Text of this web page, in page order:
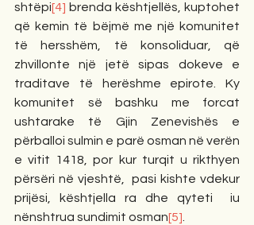
shtëpi[4] brenda kështjellës, kuptohet
që kemin të bëjmë me një komunitet
të hersshëm, të konsoliduar, që
zhvillonte një jetë sipas dokeve e
traditave të herëshme epirote. Ky
komunitet së bashku me forcat
ushtarake të Gjin Zenevishës e
përballoi sulmin e parë osman në verën
e vitit 1418, por kur turqit u rikthyen
përsëri në vjeshtë,  pasi kishte vdekur
prijësi, kështjella ra dhe qyteti  iu
nënshtrua sundimit osman[5].